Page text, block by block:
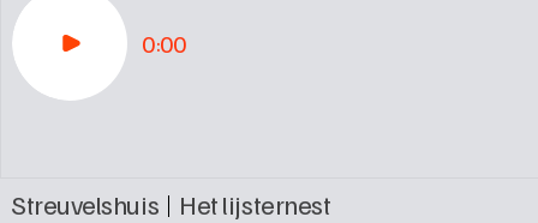
0:00
Streuvelshuis Het lijsternest